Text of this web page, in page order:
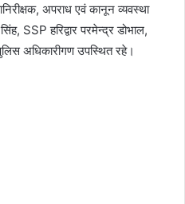
अपराध एवं कानून व्यवस्था
SSP हरिद्वार परमेन्द्र डोभाल,
अधिकारीगण उपस्थित रहे।